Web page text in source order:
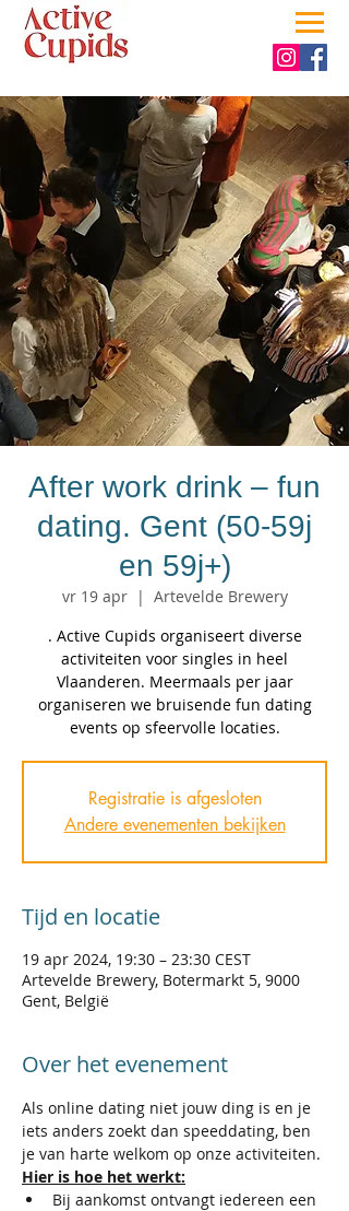
After work drink – fun
dating. Gent (50-59j
en 59j+)
vr 19 apr
  |
Artevelde Brewery
. Active Cupids organiseert diverse
activiteiten voor singles in heel
Vlaanderen. Meermaals per jaar
organiseren we bruisende fun dating
events op sfeervolle locaties.
Registratie is afgesloten
Andere evenementen bekijken
Tijd en locatie
19 apr 2024, 19:30 – 23:30 CEST
Artevelde Brewery, Botermarkt 5, 9000
Gent, België
Over het evenement
Als online dating niet jouw ding is en je
iets anders zoekt dan speeddating, ben
je van harte welkom op onze activiteiten.
Hier is hoe het werkt:
Bij aankomst ontvangt iedereen een